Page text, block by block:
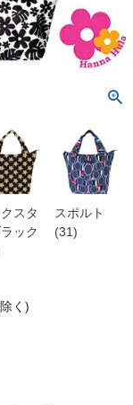
スタ
ック
スポルト
(31)
く)